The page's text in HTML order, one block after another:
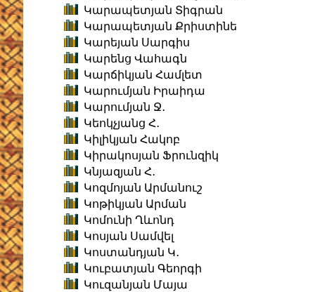
Կարապետյան Տիգրան
Կարապետյան Քրիստինե
Կարեյան Սարգիս
Կարենց Վահագն
Կարճիկյան Համլետ
Կարումյան Իրաիդա
Կարումյան Ջ․
Կեոկչյանց Հ․
Կիլիկյան Հակոբ
Կիրակոսյան Ֆրունզիկ
Կնյազյան Հ․
Կոզմոյան Արմանուշ
Կոթիկյան Արման
Կոմունի Ղևոնդ
Կոսյան Սամվել
Կոստանդյան Կ․
Կուբատյան Գեորգի
Կուզանյան Մայա